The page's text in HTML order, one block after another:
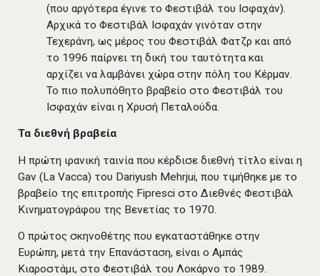
(που αργότερα έγινε το Φεστιβάλ του Ισφαχάν).
Αρχικά το Φεστιβάλ Ισφαχάν γινόταν στην
Τεχεράνη, ως μέρος του Φεστιβάλ Φατζρ και από
το 1996 παίρνει τη δική του ταυτότητα και
αρχίζει να λαμβάνει χώρα στην πόλη του Κέρμαν.
Το πιο πολυπόθητο βραβείο στο Φεστιβάλ του
Ισφαχάν είναι η Χρυσή Πεταλούδα.
Τα διεθνή βραβεία
Η πρώτη ιρανική ταινία που κέρδισε διεθνή τίτλο είναι η
Gav (La Vacca) του Dariyush Mehrjui, που τιμήθηκε με το
βραβείο της επιτροπής Fipresci στο Διεθνές Φεστιβάλ
Κινηματογράφου της Βενετίας το 1970.
Ο πρώτος σκηνοθέτης που εγκαταστάθηκε στην
Ευρώπη, μετά την Επανάσταση, είναι ο Αμπάς
Κιαροστάμι, στο Φεστιβάλ του Λοκάρνο το 1989.